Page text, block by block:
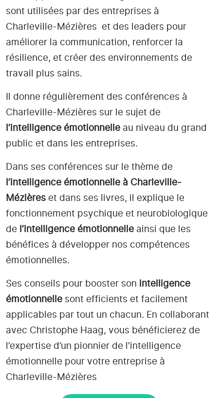
sont utilisées par des entreprises à
Charleville-Mézières
et des leaders pour
améliorer la communication, renforcer la
résilience, et créer des environnements de
travail plus sains.
Il donne régulièrement des conférences à
Charleville-Mézières sur le sujet de
l’intelligence émotionnelle au niveau du grand
public et dans les entreprises.
Dans ses conférences sur le thème de
l’intelligence émotionnelle à Charleville-
Mézières et dans ses livres, il explique le
fonctionnement psychique et neurobiologique
de l’intelligence émotionnelle ainsi que les
bénéfices à développer nos compétences
émotionnelles.
Ses conseils pour booster son intelligence
émotionnelle sont efficients et facilement
applicables par tout un chacun. En collaborant
avec Christophe Haag, vous bénéficierez de
l’expertise d’un pionnier de l’intelligence
émotionnelle pour votre entreprise à
Charleville-Mézières